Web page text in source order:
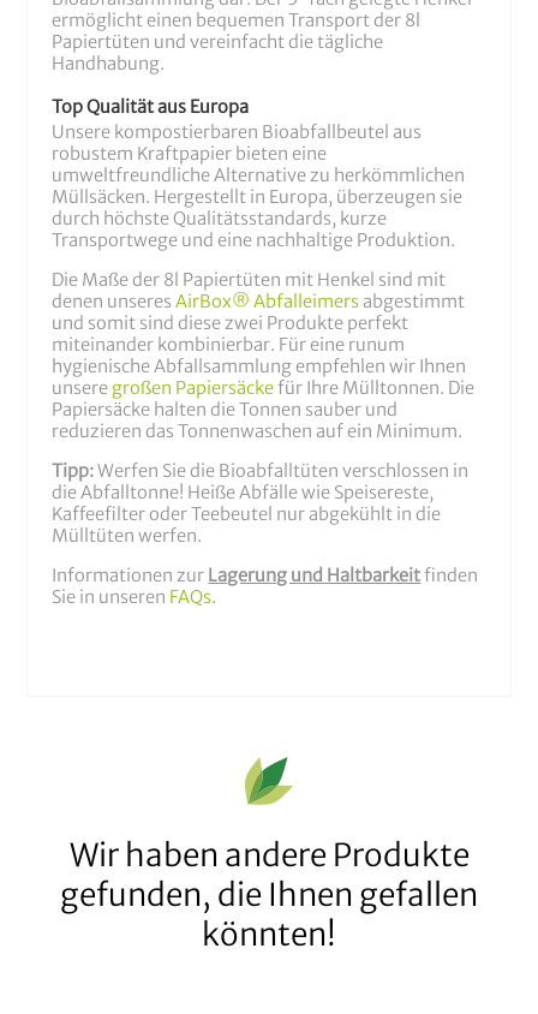
ermöglicht einen bequemen Transport der 8l
Papiertüten und vereinfacht die tägliche
Handhabung.
Top Qualität aus Europa
Unsere kompostierbaren Bioabfallbeutel aus
robustem Kraftpapier bieten eine
umweltfreundliche Alternative zu herkömmlichen
Müllsäcken. Hergestellt in Europa, überzeugen sie
durch höchste Qualitätsstandards, kurze
Transportwege und eine nachhaltige Produktion.
Die Maße der 8l Papiertüten mit Henkel sind mit
denen unseresAirBox® Abfalleimers abgestimmt
und somit sind diese zwei Produkte perfekt
miteinander kombinierbar. Für eine runum
hygienische Abfallsammlung empfehlen wir Ihnen
unsere großen Papiersäckefür Ihre Mülltonnen. Die
Papiersäcke halten die Tonnen sauber und
reduzieren das Tonnenwaschen auf ein Minimum.
Tipp:Werfen Sie die Bioabfalltüten verschlossen in
die Abfalltonne! Heiße Abfälle wie Speisereste,
Kaffeefilter oder Teebeutel nur abgekühlt in die
Mülltüten werfen.
Informationen zur Lagerung und Haltbarkeitfinden
Sie in unseren FAQs.
Wir haben andere Produkte
gefunden, die Ihnen gefallen
könnten!